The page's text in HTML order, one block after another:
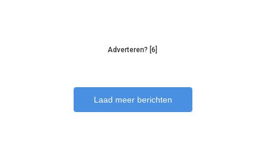
Adverteren? [6]
Laad meer berichten